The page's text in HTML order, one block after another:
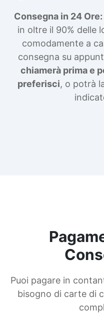
Consegna in 24 Ore:
in oltre il 90% delle
comodamente a
consegna su
chiamerà prima e
preferisci, o potrà
Puoi pagare in
bisogno di carte di